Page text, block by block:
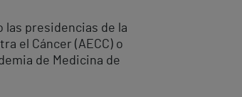
presidencias de la
el Cáncer (AECC) o
de Medicina de